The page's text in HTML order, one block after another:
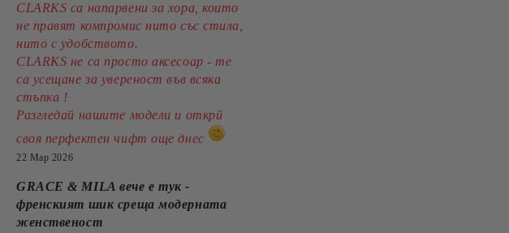
CLARKS са напарвени за хора, които
не правят компромис нито със стила,
нито с удобството.
CLARKS не са просто аксесоар - те
са усещане за увереност във всяка
стъпка !
Разгледай нашите модели и открй
своя перфектен чифт още днес
22 Мар 2026
GRACE & MILA вече е тук -
френският шик среща модерната
женственост